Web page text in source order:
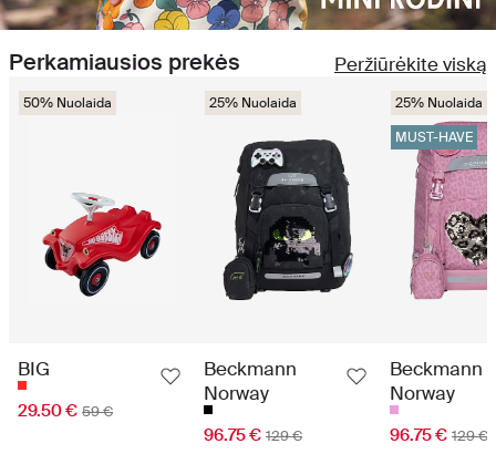
Perkamiausios prekės Peržiūrėkite viską
50% Nuolaida
BIG
29.50 € 59 €
25% Nuolaida
Beckmann
Norway
96.75 € 129 €
25% Nuolaida
MUST-HAVE
Beckmann
Norway
96.75 € 129 €